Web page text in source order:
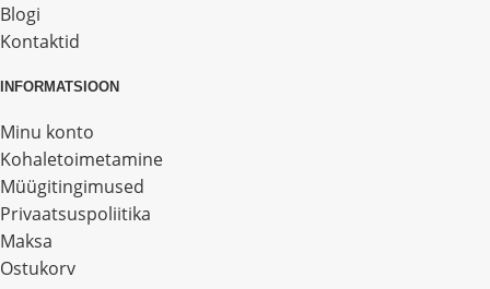
Blogi
Kontaktid
INFORMATSIOON
Minu konto
Kohaletoimetamine
Müügitingimused
Privaatsuspoliitika
Maksa
Ostukorv